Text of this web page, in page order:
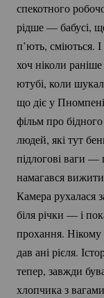
спекотного
рідше — бабусі,
п’ють, сміються.
хоч ніколи
ютубі, коли
що діє у
фільм про бідного
людей, які тут
підлогові ваги —
намагався
Камера рухалася
біля річки — і
прохання. Нікому
дав ані рієля.
тепер, завжди
хлопчика з